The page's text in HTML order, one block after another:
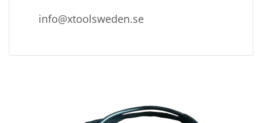
info@xtoolsweden.se